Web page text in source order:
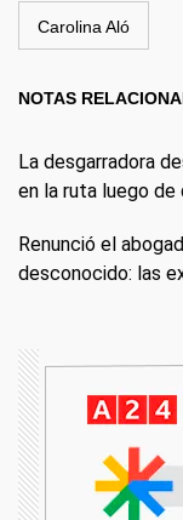
Carolina Aló
NOTAS
La desgarradora
en la ruta luego de
Renunció el
desconocido: las